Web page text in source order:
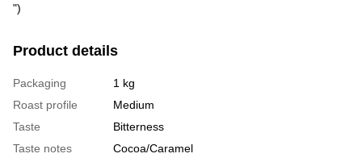
")
Product details
Packaging
1 kg
Roast profile
Medium
Taste
Bitterness
Taste notes
Cocoa/Caramel